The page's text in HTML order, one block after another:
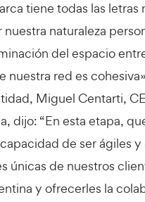
tiene todas las letras
naturaleza
del espacio
nuestra red es
Miguel Centarti,
dijo: “En esta etapa,
de ser ágiles
únicas de nuestros
y ofrecerles la